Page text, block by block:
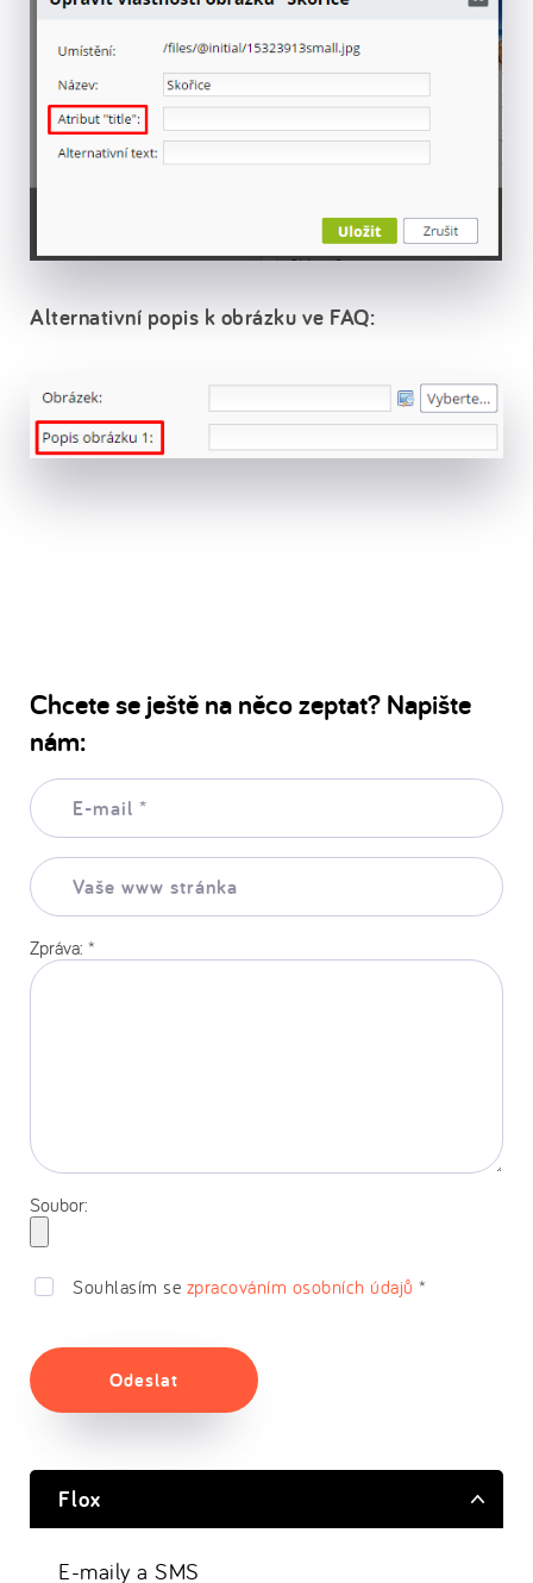
Alternativní popis k obrázku ve FAQ:
Chcete se ještě na něco zeptat? Napište
nám:
E-
mail:
Vaše
www
stránka:
Zpráva: *
Soubor:
Souhlasím se zpracováním osobních údajů *
Odeslat
Flox
E-maily a SMS